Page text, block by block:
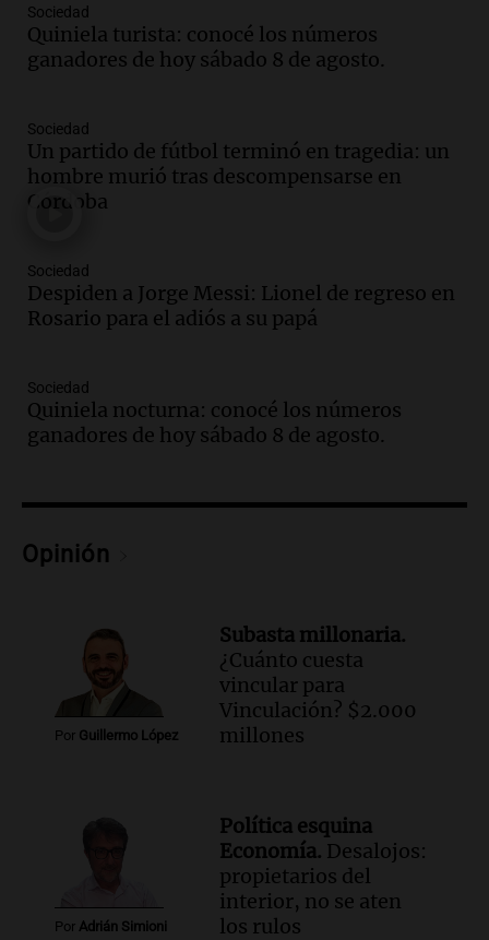
Audio.Joan Gaspart: "Sin Jorge, no sé si
Messi hubiera llegado adonde llegó"
Audio.El orgullo y el sueño argentino de
Jorge Messi en una entrevista con Rony
Vargas en 2007
Audio.El abuelo de Agostina Vega, tras
las nuevas detenciones: "En esa casa
Episodios
Audio.Una nutricionista derribó el mito
del desayuno ideal: qué alimentos
Episodios
Audio.Mateo, a los 25 años, lucha
contra el tiempo: necesita un trasplante
para poder seguir viviend
Estiman que la inflación nacional
de julio será menor al 2,9% registrado
en CABA
Una mañana para todos
Episodios
Sociedad
Quiniela turista: conocé los números
ganadores de hoy sábado 8 de agosto.
Sociedad
Un partido de fútbol terminó en tragedia: un
hombre murió tras descompensarse en
Córdoba
Sociedad
Despiden a Jorge Messi: Lionel de regreso en
Rosario para el adiós a su papá
Sociedad
Quiniela nocturna: conocé los números
ganadores de hoy sábado 8 de agosto.
Opinión
Por Guillermo López
Subasta millonaria.
¿Cuánto cuesta
vincular para
Vinculación? $2.000
millones
Por Adrián Simioni
Política esquina
Economía. Desalojos:
propietarios del
interior, no se aten
los rulos